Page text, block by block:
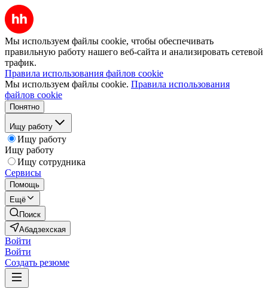
Мы используем файлы cookie, чтобы обеспечивать
правильную работу нашего веб-сайта и анализировать сетевой
трафик.
Правила использования файлов cookie
Мы используем файлы cookie. Правила использования
файлов cookie
Понятно
Ищу работу
Ищу работу
Ищу работу
Ищу сотрудника
Сервисы
Помощь
Ещё
Поиск
Абадзехская
Войти
Войти
Создать резюме